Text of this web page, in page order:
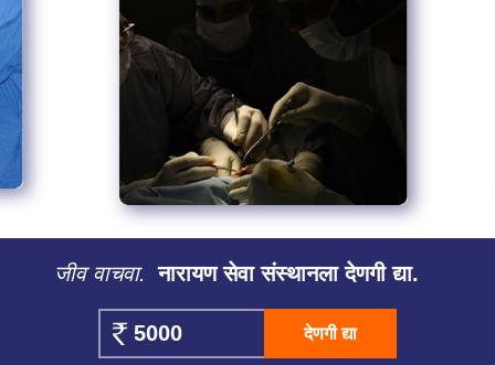
जीव वाचवा. नारायण सेवा संस्थानला देणगी द्या.
देणगी द्या